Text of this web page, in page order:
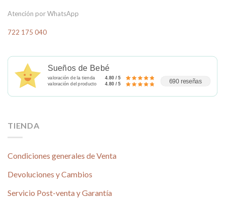
Atención por WhatsApp
722 175 040
Sueños de Bebé
valoración de la tienda
4.80 / 5
valoración del producto
4.80 / 5 690 reseñas
TIENDA
Condiciones generales de Venta
Devoluciones y Cambios
Servicio Post-venta y Garantía